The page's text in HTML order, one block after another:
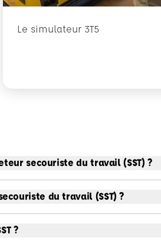
Le simulateur 3T5
secouriste du travail (SST) ?
du travail (SST) ?
?